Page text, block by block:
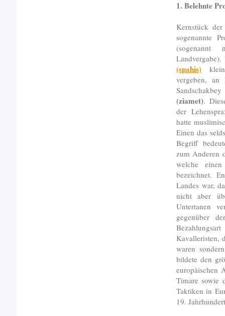
1. Belehnte
Kernstück
sogenannte
(sogenannt
(spahis)
vergeben,
(ziamet).
der
hatte
Einen das
Begriff
zum Anderen
welche
bezeichnet.
Landes war,
nicht aber
Untertanen
gegenüber
Kavalleristen,
waren
bildete den
europäischen
Timare sowie
Taktiken in
19.